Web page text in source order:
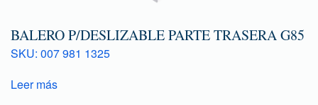
BALERO P/DESLIZABLE PARTE TRASERA G85
SKU: 007 981 1325
Leer más